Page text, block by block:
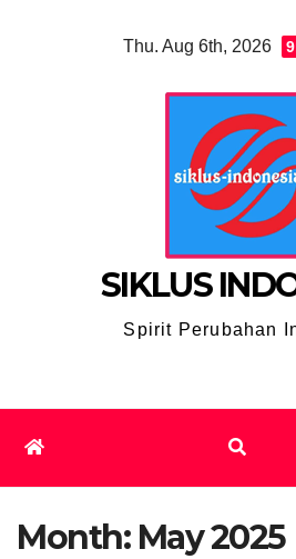
Thu. Aug 6th, 2026
SIKLUS
Spirit Perubahan
Month: May 2025